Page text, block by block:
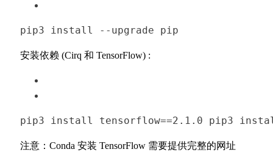
pip3 install --upgrade pip
安装依赖 (Cirq 和 TensorFlow) :
pip3 install tensorflow==2.1 .0 pip3
注意：Conda 安装 TensorFlow 需要提供完整的网址